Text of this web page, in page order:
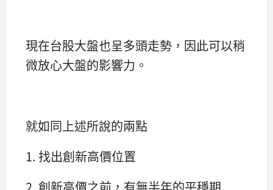
現在台股大盤也呈多頭走勢，因此可以稍
微放心大盤的影響力。
就如同上述所說的兩點
1. 找出創新高價位置